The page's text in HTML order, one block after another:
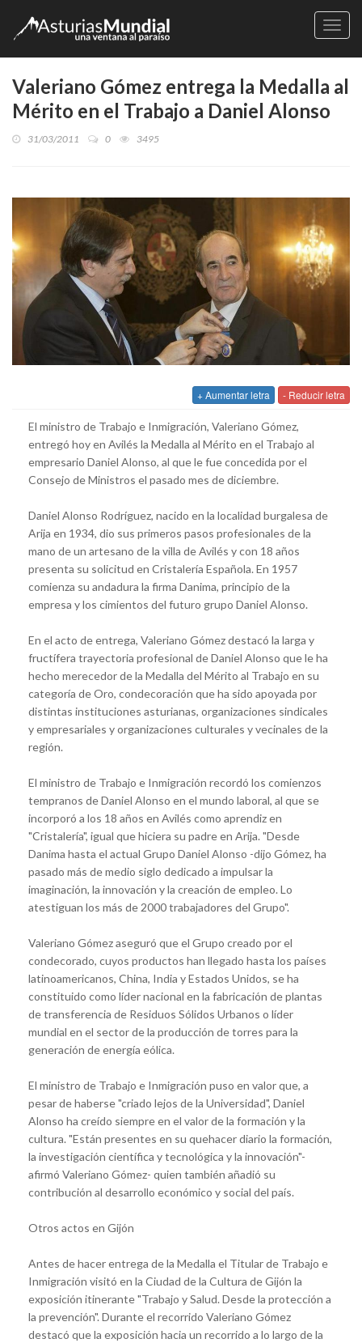
Valeriano Gómez entrega la Medalla al
Mérito en el Trabajo a Daniel Alonso
31/03/2011 0 3495
+ Aumentar letra - Reducir letra
El ministro de Trabajo e Inmigración, Valeriano Gómez,
entregó hoy en Avilés la Medalla al Mérito en el Trabajo al
empresario Daniel Alonso, al que le fue concedida por el
Consejo de Ministros el pasado mes de diciembre.
Daniel Alonso Rodríguez, nacido en la localidad burgalesa de
Arija en 1934, dio sus primeros pasos profesionales de la
mano de un artesano de la villa de Avilés y con 18 años
presenta su solicitud en Cristalería Española. En 1957
comienza su andadura la firma Danima, principio de la
empresa y los cimientos del futuro grupo Daniel Alonso.
En el acto de entrega, Valeriano Gómez destacó la larga y
fructífera trayectoria profesional de Daniel Alonso que le ha
hecho merecedor de la Medalla del Mérito al Trabajo en su
categoría de Oro, condecoración que ha sido apoyada por
distintas instituciones asturianas, organizaciones sindicales
y empresariales y organizaciones culturales y vecinales de la
región.
El ministro de Trabajo e Inmigración recordó los comienzos
tempranos de Daniel Alonso en el mundo laboral, al que se
incorporó a los 18 años en Avilés como aprendiz en
"Cristalería", igual que hiciera su padre en Arija. "Desde
Danima hasta el actual Grupo Daniel Alonso -dijo Gómez, ha
pasado más de medio siglo dedicado a impulsar la
imaginación, la innovación y la creación de empleo. Lo
atestiguan los más de 2000 trabajadores del Grupo".
Valeriano Gómez aseguró que el Grupo creado por el
condecorado, cuyos productos han llegado hasta los países
latinoamericanos, China, India y Estados Unidos, se ha
constituido como líder nacional en la fabricación de plantas
de transferencia de Residuos Sólidos Urbanos o líder
mundial en el sector de la producción de torres para la
generación de energía eólica.
El ministro de Trabajo e Inmigración puso en valor que, a
pesar de haberse "criado lejos de la Universidad", Daniel
Alonso ha creído siempre en el valor de la formación y la
cultura. "Están presentes en su quehacer diario la formación,
la investigación científica y tecnológica y la innovación"-
afirmó Valeriano Gómez- quien también añadió su
contribución al desarrollo económico y social del país.
Otros actos en Gijón
Antes de hacer entrega de la Medalla el Titular de Trabajo e
Inmigración visitó en la Ciudad de la Cultura de Gijón la
exposición itinerante "Trabajo y Salud. Desde la protección a
la prevención". Durante el recorrido Valeriano Gómez
destacó que la exposición hacia un recorrido a lo largo de la